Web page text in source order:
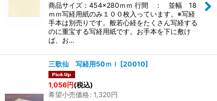
商品サイズ：454×280ｍｍ 行間 ： 並幅 18
ｍｍ写経用紙のみ１００枚入っています。※写経
手本は別売りです。般若心経をたくさん写経する
のに重宝する写経用紙です。お手本を下に敷け
ば、お…
三歌仙 写経用50ｍｌ [20010]
1,056円(税込)
希望小売価格: 1,320円